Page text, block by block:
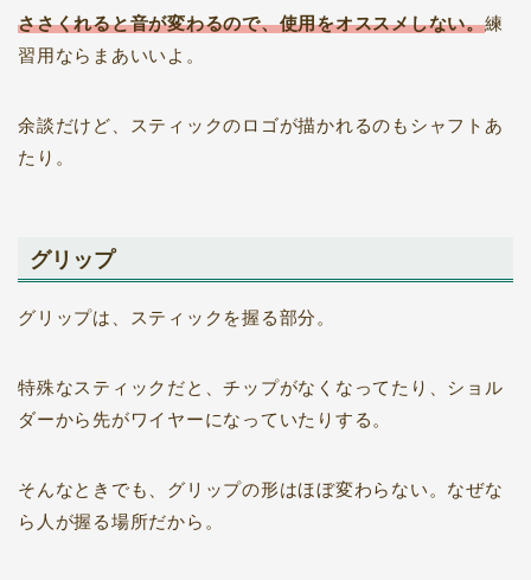
ささくれると音が変わるので、使用をオススメしない。練
習用ならまあいいよ。
余談だけど、スティックのロゴが描かれるのもシャフトあ
たり。
グリップ
グリップは、スティックを握る部分。
特殊なスティックだと、チップがなくなってたり、ショル
ダーから先がワイヤーになっていたりする。
そんなときでも、グリップの形はほぼ変わらない。なぜな
ら人が握る場所だから。